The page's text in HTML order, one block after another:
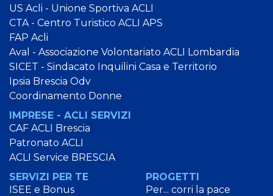
US Acli - Unione Sportiva ACLI
CTA - Centro Turistico ACLI APS
FAP Acli
Aval - Associazione Volontariato ACLI Lombardia
SICET - Sindacato Inquilini Casa e Territorio
Ipsia Brescia Odv
Coordinamento Donne
IMPRESE - ACLI SERVIZI
CAF ACLI Brescia
Patronato ACLI
ACLI Service BRESCIA
SERVIZI PER TE
ISEE e Bonus
PROGETTI
Per... corri la pace